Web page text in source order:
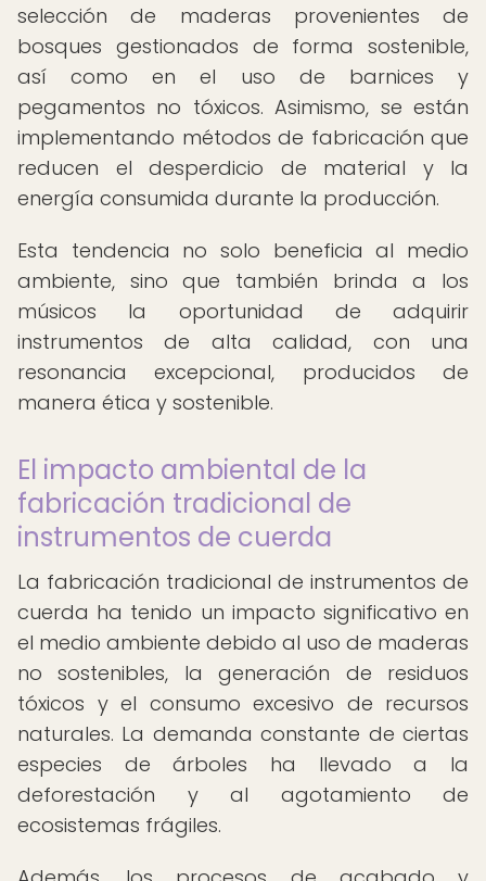
selección de maderas provenientes de
bosques gestionados de forma sostenible,
así como en el uso de barnices y
pegamentos no tóxicos. Asimismo, se están
implementando métodos de fabricación que
reducen el desperdicio de material y la
energía consumida durante la producción.
Esta tendencia no solo beneficia al medio
ambiente, sino que también brinda a los
músicos la oportunidad de adquirir
instrumentos de alta calidad, con una
resonancia excepcional, producidos de
manera ética y sostenible.
El impacto ambiental de la
fabricación tradicional de
instrumentos de cuerda
La fabricación tradicional de instrumentos de
cuerda ha tenido un impacto significativo en
el medio ambiente debido al uso de maderas
no sostenibles, la generación de residuos
tóxicos y el consumo excesivo de recursos
naturales. La demanda constante de ciertas
especies de árboles ha llevado a la
deforestación y al agotamiento de
ecosistemas frágiles.